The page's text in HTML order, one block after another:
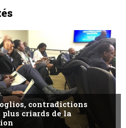
contradictions
criards de la